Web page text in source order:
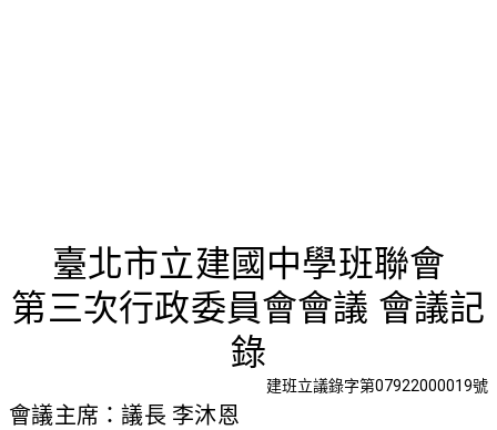
第三次行
臺北市立建國中學班聯會
第三次行政委員會會議 會議記
錄
建班立議錄字第07922000019號
會議主席：議長 李沐恩